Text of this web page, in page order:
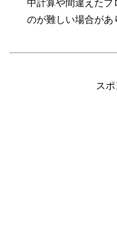
中計算や間違えたプ
のが難しい場合があ
ス